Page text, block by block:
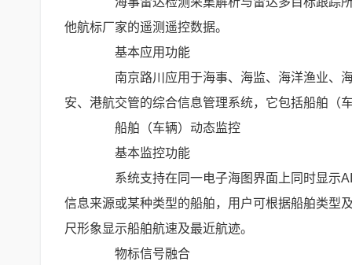
他航标厂家的遥测遥控数据。
基本应用功能
南京路川应用于海事、海监、海洋渔业、海
安、港航交管的综合信息管理系统，它包括船舶（
船舶（车辆）动态监控
基本监控功能
系统支持在同一电子海图界面上同时显示
信息来源或某种类型的船舶，用户可根据船舶类型
尺形象显示船舶航速及最近航迹。
物标信号融合